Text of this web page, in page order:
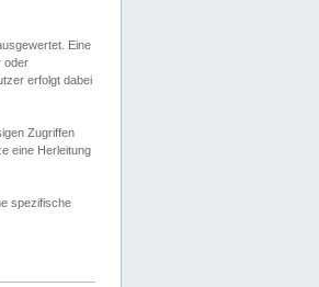
Eine
oder
erfolgt dabei
Zugriffen
eine Herleitung
spezifische